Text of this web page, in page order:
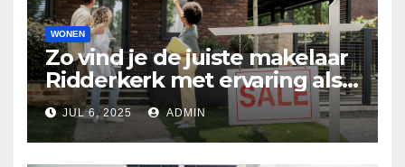
WONEN
Zo vind je de juiste makelaar
Ridderkerk met ervaring als
makelaar
JUL 6, 2025 ADMIN